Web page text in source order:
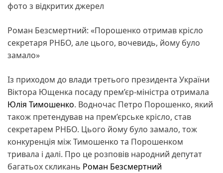
фото з відкритих джерел
Роман Безсмертний: «Порошенко отримав крісло
секретаря РНБО, але цього, вочевидь, йому було
замало»
Із приходом до влади третього президента України
Віктора Ющенка посаду прем’єр-міністра отримала
Юлія Тимошенко. Водночас Петро Порошенко, який
також претендував на прем’єрське крісло, став
секретарем РНБО. Цього йому було замало, тож
конкуренція між Тимошенко та Порошенком
тривала і далі. Про це розповів народний депутат
багатьох скликань Роман Безсмертний